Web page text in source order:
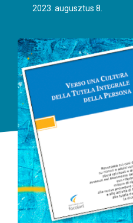
2023. augusztus 8.